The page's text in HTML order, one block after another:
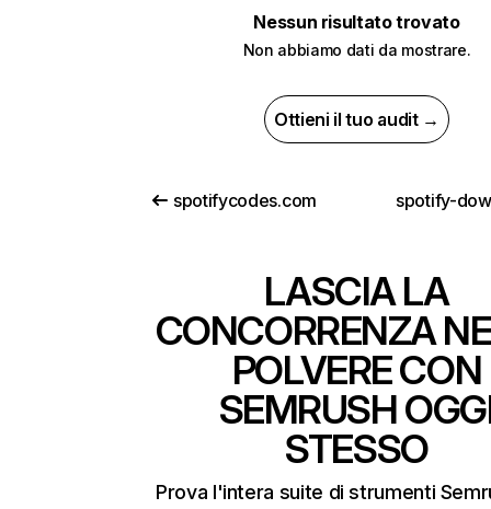
Nessun risultato trovato
Non abbiamo dati da mostrare.
Ottieni il tuo audit →
spotifycodes.com spotify-
LASCIA LA
CONCORRENZA
POLVERE CON
SEMRUSH
STESSO
Prova l'intera suite di strumenti